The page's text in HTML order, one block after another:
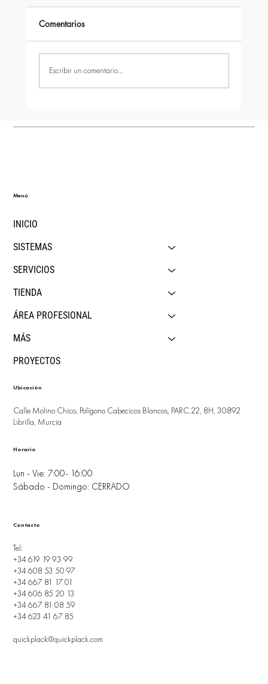
¿qué diferencia realmente a una
Comentarios
Escribir un comentario...
INICIO
SISTEMAS
SERVICIOS
TIENDA
ÁREA PROFESIONAL
MÁS
PROYECTOS
Menú
Ubicación
Calle Molino Chico, Polígono Cabecicos Blancos, PARC.22, 8H, 30892
Librilla, Murcia
Lun - Vie: 7:00- 16:00
Sábado - Domingo: CERRADO
Horario
Tel:
+34 619 19 93 99
+34 608 53 50 97
+34 667 81 17 01
+34 606 85 20 13
+34 667 81 08 59
+34 623 41 67 85
quickplack@quickplack.com
Contacto